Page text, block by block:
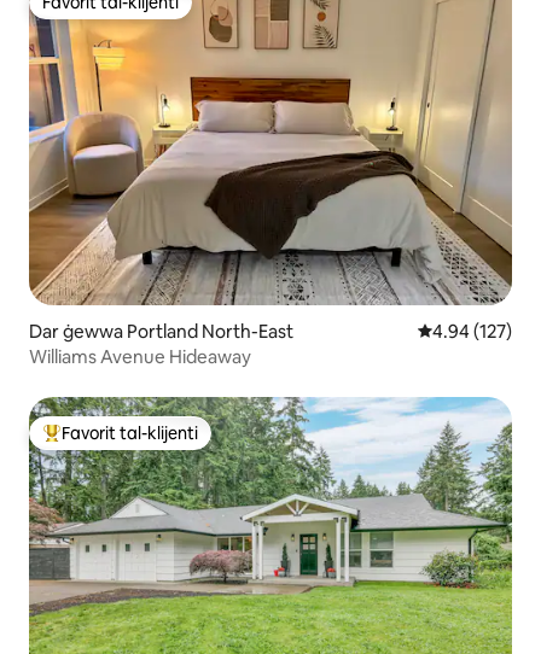
Favorit tal-klijenti
Dar ġewwa Portland North-East Rating medju
4.94 (127)
Williams Avenue Hideaway
Wieħed mill-aqwa favoriti tal-klijenti
Favorit tal-klijenti